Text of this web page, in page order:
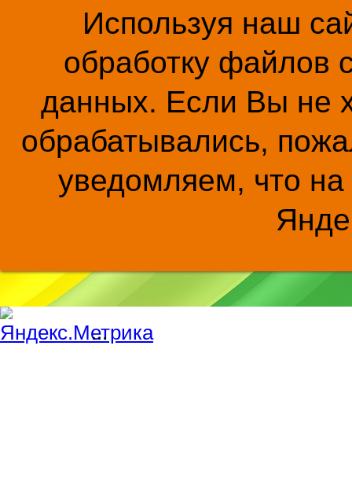
Используя наш
обработку файлов
данных. Если Вы не
обрабатывались,
уведомляем, что на
...